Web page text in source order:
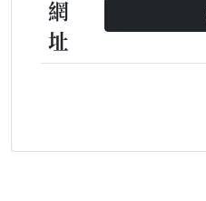
網
址